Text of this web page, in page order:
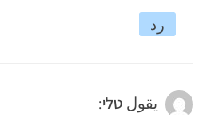
رد
يقول טלי: